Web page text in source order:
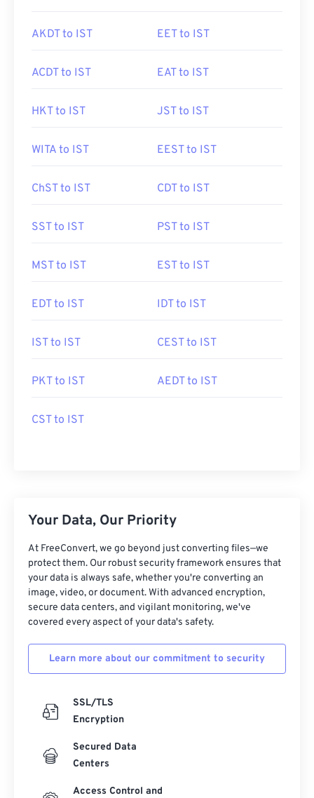
AKDT to IST EET to IST
ACDT to IST EAT to IST
HKT to IST JST to IST
WITA to IST EEST to IST
ChST to IST CDT to IST
SST to IST PST to IST
MST to IST EST to IST
EDT to IST IDT to IST
IST to IST CEST to IST
PKT to IST AEDT to IST
CST to IST
Your Data, Our Priority
At FreeConvert, we go beyond just converting files—we
protect them. Our robust security framework ensures that
your data is always safe, whether you're converting an
image, video, or document. With advanced encryption,
secure data centers, and vigilant monitoring, we've
covered every aspect of your data's safety.
Learn more about our commitment to security
SSL/TLS
Encryption
Secured Data
Centers
Access Control and